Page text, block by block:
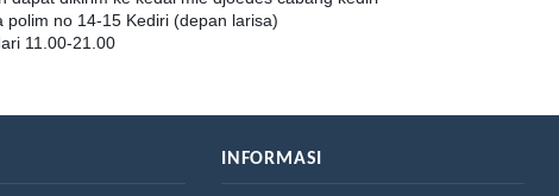
polim no 14-15 Kediri (depan larisa)
11.00-21.00
INFORMASI